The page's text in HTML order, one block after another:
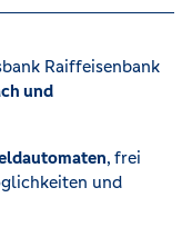
Raiffeisenbank
und
, frei
und